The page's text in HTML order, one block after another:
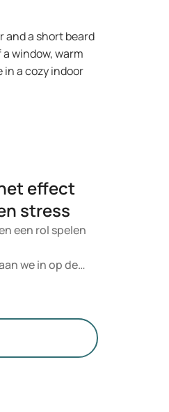
kiezen voor
effect
stress
een rol spelen
we in op de
op
intieme